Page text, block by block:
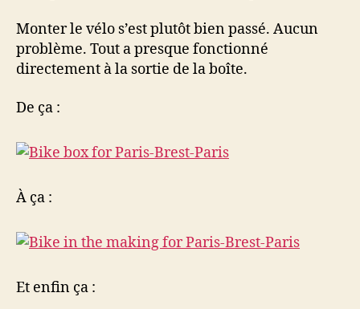
Monter le vélo s’est plutôt bien passé. Aucun
problème. Tout a presque fonctionné
directement à la sortie de la boîte.
De ça :
À ça :
Et enfin ça :